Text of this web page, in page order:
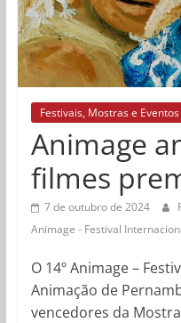
Festivais, Mostras e Eventos
Animage
filmes
7 de outubro de 2024
Animage - Festival
O 14º Animage –
Animação de
vencedores da